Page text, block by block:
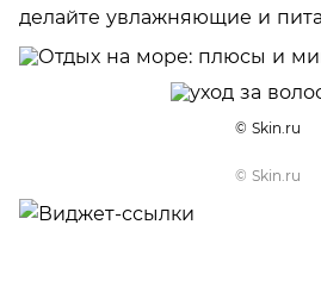
делайте увлажняющие и
© Skin.ru
© Skin.ru